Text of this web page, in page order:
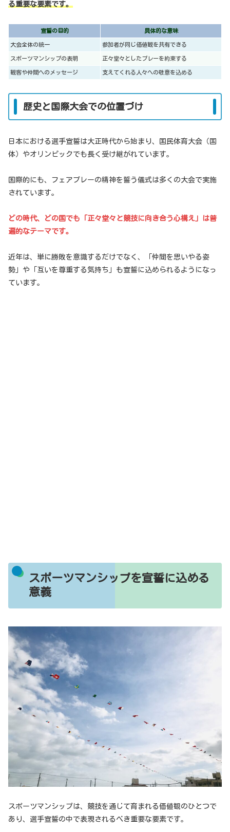
る重要な要素です。
宣誓の目的 具体的な意味
大会全体の統一 参加者が同じ価値観を共有できる
スポーツマンシップの表明 正々堂々としたプレーを約束する
観客や仲間へのメッセージ 支えてくれる人々への敬意を込める
歴史と国際大会での位置づけ
日本における選手宣誓は大正時代から始まり、国民体育大会（国
体）やオリンピックでも長く受け継がれています。
国際的にも、フェアプレーの精神を誓う儀式は多くの大会で実施
されています。
どの時代、どの国でも「正々堂々と競技に向き合う心構え」は普
遍的なテーマです。
近年は、単に勝敗を意識するだけでなく、「仲間を思いやる姿
勢」や「互いを尊重する気持ち」も宣誓に込められるようになっ
ています。
スポーツマンシップを宣誓に込める
意義
スポーツマンシップは、競技を通じて育まれる価値観のひとつで
あり、選手宣誓の中で表現されるべき重要な要素です。